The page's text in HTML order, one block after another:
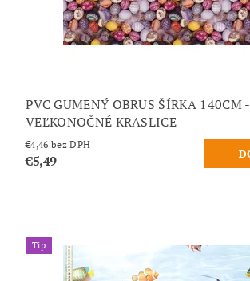
PVC GUMENÝ OBRUS ŠÍRKA 140CM -
VEĽKONOČNÉ KRASLICE
€4,46 bez DPH
€5,49
Tip